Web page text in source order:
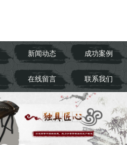
新闻动态 成功案例
在线留言 联系我们